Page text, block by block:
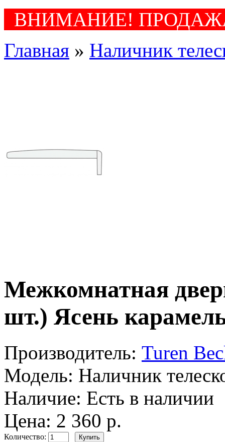
ВНИМАНИЕ!
Главная » Наличник
Межкомнатная
шт.) Ясень
Производитель: Turen
Модель: Наличник
Наличие: Есть в наличии
Цена: 2 360 р.
Количество: